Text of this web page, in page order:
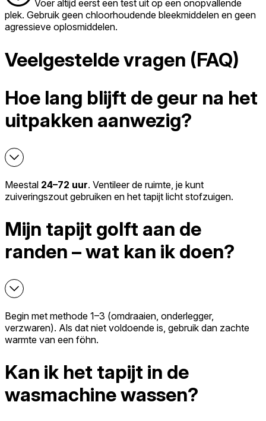
Voer altijd eerst een test uit op een onopvallende
plek. Gebruik geen chloorhoudende bleekmiddelen en geen
agressieve oplosmiddelen.
Veelgestelde vragen (FAQ)
Hoe lang blijft de geur na het
uitpakken aanwezig?
Meestal 24–72 uur. Ventileer de ruimte, je kunt
zuiveringszout gebruiken en het tapijt licht stofzuigen.
Mijn tapijt golft aan de
randen – wat kan ik doen?
Begin met methode 1–3 (omdraaien, onderlegger,
verzwaren). Als dat niet voldoende is, gebruik dan zachte
warmte van een föhn.
Kan ik het tapijt in de
wasmachine wassen?